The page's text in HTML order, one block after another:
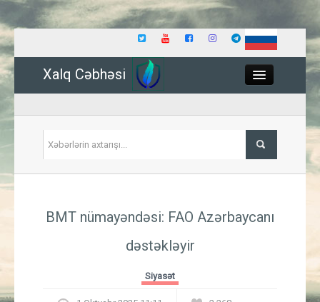
Xalq Cəbhəsi
İqtisadiyyat
BMT nümayəndəsi: FAO Azərbaycanı
dəstəkləyir
Siyasət